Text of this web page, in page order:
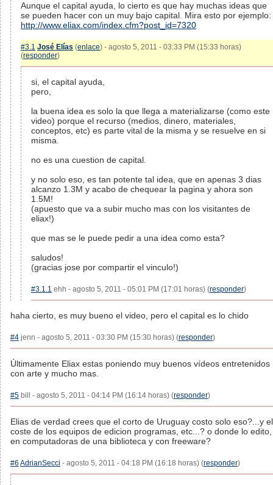
Aunque el capital ayuda, lo cierto es que hay muchas ideas que
se pueden hacer con un muy bajo capital. Mira esto por ejemplo:
http://www.eliax.com/index.cfm?post_id=7320
#3.1 José Elías (enlace) - agosto 5, 2011 - 03:33 PM (15:33 horas)
(responder)
si, el capital ayuda,
pero,
la buena idea es solo la que llega a materializarse (como este
video) porque el recurso (medios, dinero, materiales,
conceptos, etc) es parte vital de la misma y se resuelve en si
misma.
no es una cuestion de capital.
y no solo eso, es tan potente tal idea, que en apenas 3 dias
alcanzo 1.3M y acabo de chequear la pagina y ahora son
1.5M!
(apuesto que va a subir mucho mas con los visitantes de
eliax!)
que mas se le puede pedir a una idea como esta?
saludos!
(gracias jose por compartir el vinculo!)
#3.1.1 ehh - agosto 5, 2011 - 05:01 PM (17:01 horas) (responder)
haha cierto, es muy bueno el video, pero el capital es lo chido
#4 jenn - agosto 5, 2011 - 03:30 PM (15:30 horas) (responder)
Últimamente Eliax estas poniendo muy buenos vídeos entretenidos
con arte y mucho mas.
#5 bill - agosto 5, 2011 - 04:14 PM (16:14 horas) (responder)
Elias de verdad crees que el corto de Uruguay costo solo eso?...y el
coste de los equipos de edicion programas, etc...? o donde lo edito,
en computadoras de una biblioteca y con freeware?
#6 AdrianSecci - agosto 5, 2011 - 04:18 PM (16:18 horas) (responder)